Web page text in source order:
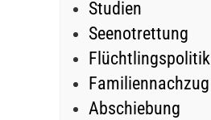
Studien
Seenotrettung
Flüchtlingspolitik
Familiennachzug
Abschiebung